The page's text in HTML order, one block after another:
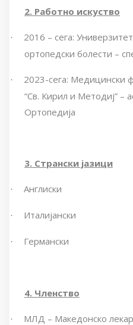
2. Работно искуство
·
2016 – сега:
ортопедски болести –
·
2023-сега: Медицински
“Св. Кирил и Методиј” –
Ортопедија
3. Странски јазици
· Англиски
· Италијански
· Германски
4. Членство
· МЛД – Македонско